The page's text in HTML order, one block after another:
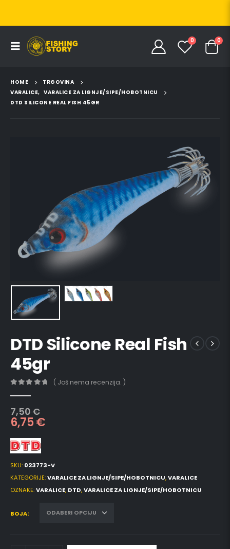
0 0
HOME
TRGOVINA
VARALICE, VARALICE ZA LIGNJE/SIPE/HOBOTNICU
DTD SILICONE REAL FISH 45GR
DTD Silicone Real Fish
45gr
( Još nema recenzija. )
7,50€
6,75€
SKU: 023773-V
KATEGORIJE:VARALICE ZA LIGNJE/SIPE/HOBOTNICU,VARALICE
OZNAKE:VARALICE, DTD,VARALICE ZA LIGNJE/SIPE/HOBOTNICU
BOJA